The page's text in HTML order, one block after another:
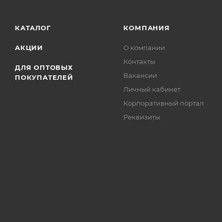
КАТАЛОГ
АКЦИИ
ДЛЯ ОПТОВЫХ
ПОКУПАТЕЛЕЙ
КОМПАНИЯ
О компании
Контакты
Вакансии
Личный кабинет
Корпоративный портал
Реквизиты